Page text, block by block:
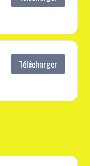
Télécharger